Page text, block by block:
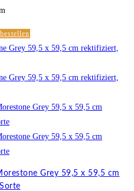
Grey 59,5 x 59,5 cm